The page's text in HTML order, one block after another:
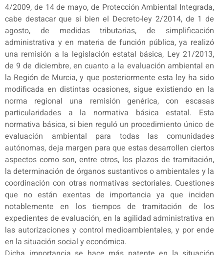
4/2009, de 14 de mayo, de Protección Ambiental Integrada,
cabe destacar que si bien el Decreto-ley 2/2014, de 1 de
agosto, de medidas tributarias, de simplificación
administrativa y en materia de función pública, ya realizó
una remisión a la legislación estatal básica, Ley 21/2013,
de 9 de diciembre, en cuanto a la evaluación ambiental en
la Región de Murcia, y que posteriormente esta ley ha sido
modificada en distintas ocasiones, sigue existiendo en la
norma regional una remisión genérica, con escasas
particularidades a la normativa básica estatal. Esta
normativa básica, si bien reguló un procedimiento único de
evaluación ambiental para todas las comunidades
autónomas, deja margen para que estas desarrollen ciertos
aspectos como son, entre otros, los plazos de tramitación,
la determinación de órganos sustantivos o ambientales y la
coordinación con otras normativas sectoriales. Cuestiones
que no están exentas de importancia ya que inciden
notablemente en los tiempos de tramitación de los
expedientes de evaluación, en la agilidad administrativa en
las autorizaciones y control medioambientales, y por ende
en la situación social y económica.